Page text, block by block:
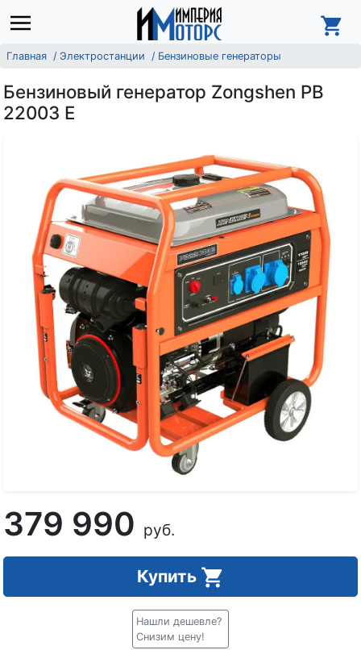
Главная Электростанции Бензиновые генераторы
Бензиновый генератор Zongshen PB
22003 E
379 990 руб.
Купить
Нашли дешевле?
Снизим цену!